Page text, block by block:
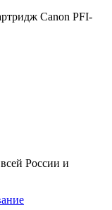
Canon PFI-
России и